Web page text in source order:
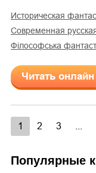
историческая
современная
філософська
Читать онлайн
1 2 3 ...
Популярные